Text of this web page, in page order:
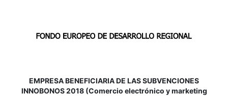
EMPRESA BENEFICIARIA DE LAS SUBVENCIONES
INNOBONOS 2018 (Comercio electrónico y marketing